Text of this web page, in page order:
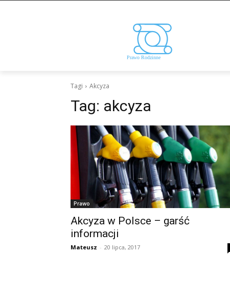
Tagi Akcyza
Tag: akcyza
Prawo
Akcyza w Polsce – garść
informacji
Mateusz - 20 lipca, 2017